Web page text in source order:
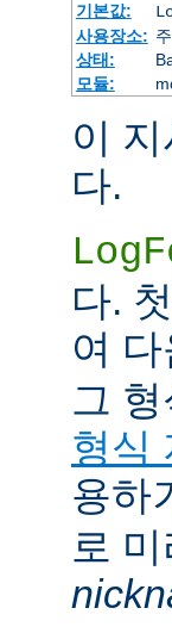
기본값:
사용장소:
상태:
모듈:
이
다.
다.
여 다
그
형식
용하
로